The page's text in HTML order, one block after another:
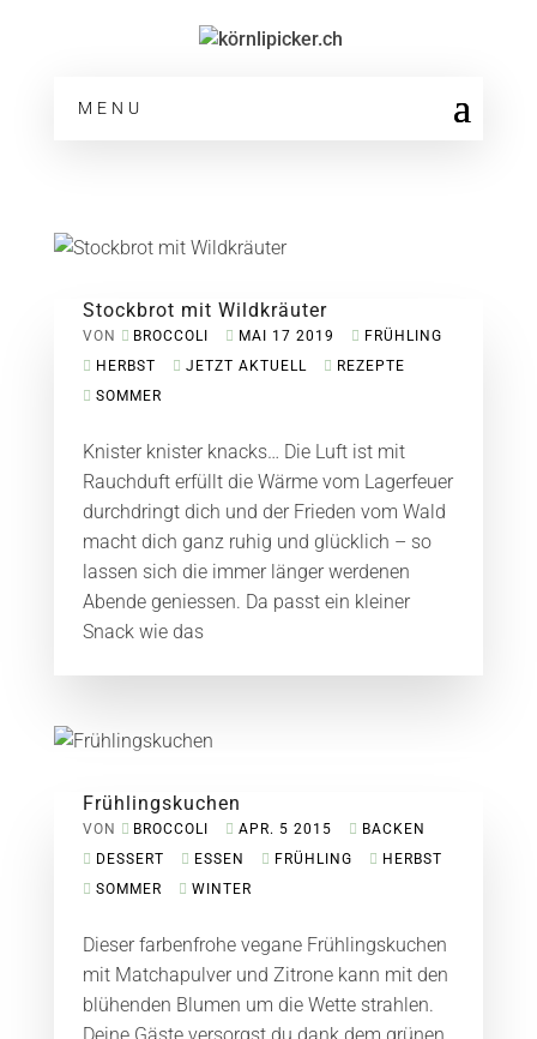
MENU
Stockbrot mit Wildkräuter
VON BROCCOLI MAI 17 2019
FRÜHLING
HERBST
JETZT AKTUELL
REZEPTE
SOMMER
Knister knister knacks… Die Luft ist mit
Rauchduft erfüllt die Wärme vom Lagerfeuer
durchdringt dich und der Frieden vom Wald
macht dich ganz ruhig und glücklich – so
lassen sich die immer länger werdenen
Abende geniessen. Da passt ein kleiner
Snack wie das
Frühlingskuchen
VON BROCCOLI APR. 5 2015
BACKEN
DESSERT
ESSEN FRÜHLING
HERBST
SOMMER
WINTER
Dieser farbenfrohe vegane Frühlingskuchen
mit Matchapulver und Zitrone kann mit den
blühenden Blumen um die Wette strahlen.